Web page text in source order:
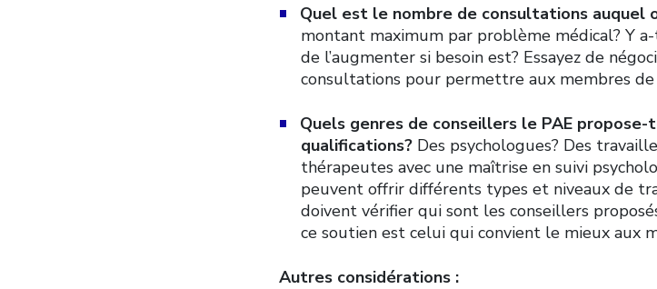
Quel est le nombre de consultations auquel
montant maximum par problème médical? Y
de l’augmenter si besoin est? Essayez de
consultations pour permettre aux membres de
Quels genres de conseillers le PAE
qualifications? Des psychologues? Des
thérapeutes avec une maîtrise en suivi
peuvent offrir différents types et niveaux de
doivent vérifier qui sont les conseillers
ce soutien est celui qui convient le mieux aux
Autres considérations :